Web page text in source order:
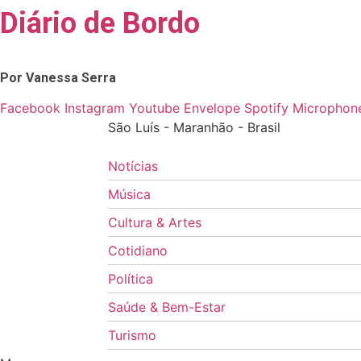
Skip
to
Diário de Bordo
Por Vanessa Serra
Facebook Instagram Youtube Envelope Spotify
São Luís - Maranhão - Brasil
Notícias
Música
Cultura & Artes
Cotidiano
Política
Saúde & Bem-Estar
Turismo